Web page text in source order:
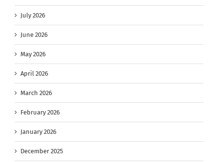
July 2026
June 2026
May 2026
April 2026
March 2026
February 2026
January 2026
December 2025